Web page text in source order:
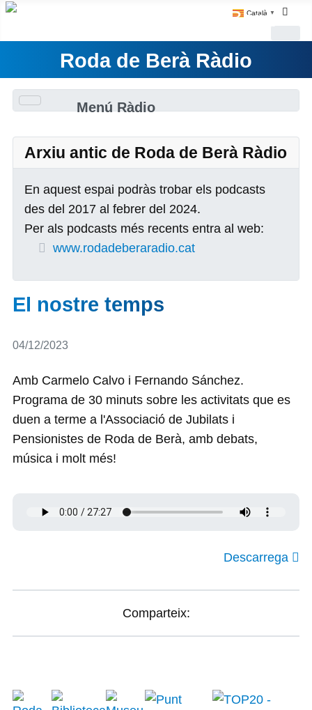
Català ▼
Roda de Berà Ràdio
Menú Ràdio
Arxiu antic de Roda de Berà Ràdio
En aquest espai podràs trobar els podcasts
des del 2017 al febrer del 2024.
Per als podcasts més recents entra al web:
www.rodadeberaradio.cat
El nostre temps
Detalls
04/12/2023
Amb Carmelo Calvo i Fernando Sánchez.
Programa de 30 minuts sobre les activitats que es
duen a terme a l'Associació de Jubilats i
Pensionistes de Roda de Berà, amb debats,
música i molt més!
Descarrega
Comparteix: